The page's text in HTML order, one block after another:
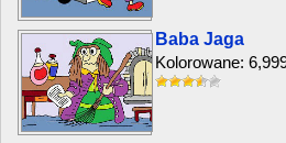
Baba Jaga
Kolorowane: